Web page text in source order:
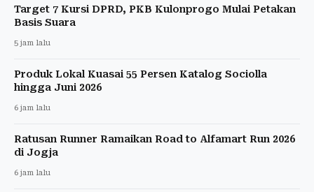
Target 7 Kursi DPRD, PKB Kulonprogo Mulai Petakan
Basis Suara
5 jam lalu
Produk Lokal Kuasai 55 Persen Katalog Sociolla
hingga Juni 2026
6 jam lalu
Ratusan Runner Ramaikan Road to Alfamart Run 2026
di Jogja
6 jam lalu